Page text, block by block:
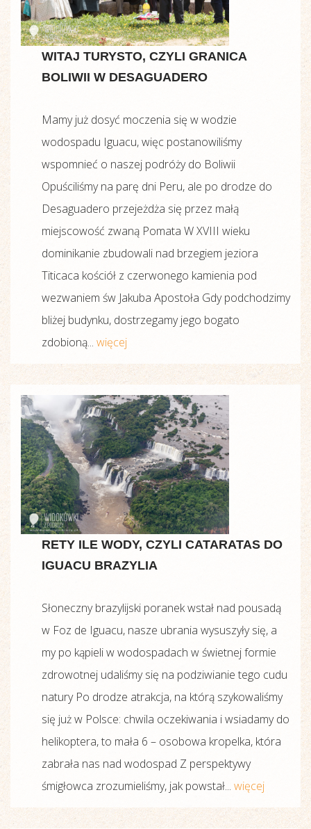
WITAJ TURYSTO, CZYLI GRANICA
BOLIWII W DESAGUADERO
Mamy już dosyć moczenia się w wodzie
wodospadu Iguacu, więc postanowiliśmy
wspomnieć o naszej podróży do Boliwii
Opuściliśmy na parę dni Peru, ale po drodze do
Desaguadero przejeżdża się przez małą
miejscowość zwaną Pomata W XVIII wieku
dominikanie zbudowali nad brzegiem jeziora
Titicaca kościół z czerwonego kamienia pod
wezwaniem św Jakuba Apostoła Gdy podchodzimy
bliżej budynku, dostrzegamy jego bogato
zdobioną... więcej
RETY ILE WODY, CZYLI CATARATAS DO
IGUACU BRAZYLIA
Słoneczny brazylijski poranek wstał nad pousadą
w Foz de Iguacu, nasze ubrania wysuszyły się, a
my po kąpieli w wodospadach w świetnej formie
zdrowotnej udaliśmy się na podziwianie tego cudu
natury Po drodze atrakcja, na którą szykowaliśmy
się już w Polsce: chwila oczekiwania i wsiadamy do
helikoptera, to mała 6 – osobowa kropelka, która
zabrała nas nad wodospad Z perspektywy
śmigłowca zrozumieliśmy, jak powstał... więcej